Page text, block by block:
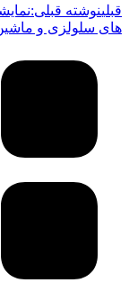
قبلینوشته قبلی:
های سلولزی و ماشین